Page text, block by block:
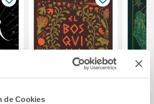
de Cookies